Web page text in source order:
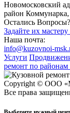
Новомосковский
район Коммунарка,
Остались Вопросы?
Задайте их
Наша почта:
info@kuzovnoi-
Услуги
ремонт по
Copyright © ООО
Все права